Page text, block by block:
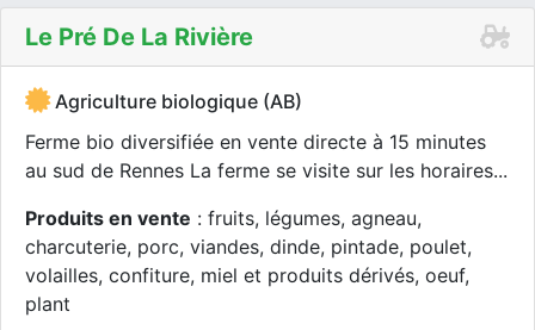
Le Pré De La Rivière
Agriculture biologique (AB)
Ferme bio diversifiée en vente directe à 15 minutes
au sud de Rennes La ferme se visite sur les horaires...
Produits en vente : fruits, légumes, agneau,
charcuterie, porc, viandes, dinde, pintade, poulet,
volailles, confiture, miel et produits dérivés, oeuf,
plant